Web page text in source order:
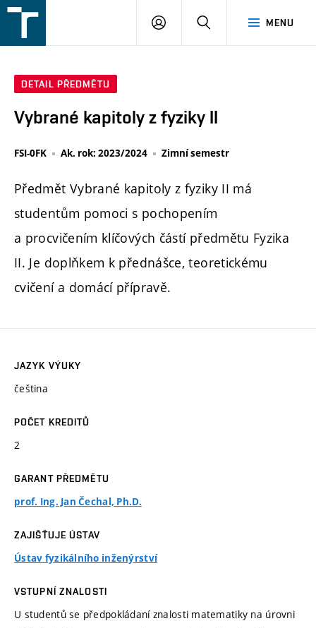
v
MENU
PŘIHLÁŠENÍ
DETAIL PŘEDMĚTU
Vybrané kapitoly z fyziky II
FSI-0FK Ak. rok: 2023/2024 Zimní semestr
Předmět Vybrané kapitoly z fyziky II má
studentům pomoci s pochopením
a procvičením klíčových částí předmětu Fyzika
II. Je doplňkem k přednášce, teoretickému
cvičení a domácí přípravě.
JAZYK VÝUKY
čeština
POČET KREDITŮ
2
GARANT PŘEDMĚTU
prof. Ing. Jan Čechal, Ph.D.
ZAJIŠŤUJE ÚSTAV
Ústav fyzikálního inženýrství
VSTUPNÍ ZNALOSTI
U studentů se předpokládaní znalosti matematiky na úrovni